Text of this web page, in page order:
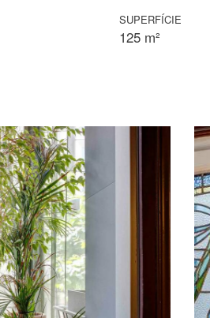
SUPERFÍCIE
125 m²